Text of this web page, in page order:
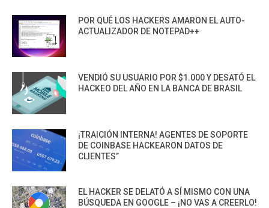
POR QUÉ LOS HACKERS AMARON EL AUTO-
ACTUALIZADOR DE NOTEPAD++
VENDIÓ SU USUARIO POR $1.000 Y DESATÓ EL
HACKEO DEL AÑO EN LA BANCA DE BRASIL
¡TRAICIÓN INTERNA! AGENTES DE SOPORTE
DE COINBASE HACKEARON DATOS DE
CLIENTES”
EL HACKER SE DELATÓ A SÍ MISMO CON UNA
BÚSQUEDA EN GOOGLE – ¡NO VAS A CREERLO!